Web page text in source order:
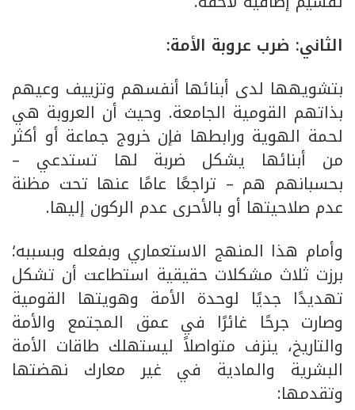
الثاني: ضرب عروبة الأمة:
بتشويهها لدى أبنائها أنفسهم وتزييف وعيهم
بذاتهم القومية الجامعة. وحيث أن العروبة هي
لحمة الهوية ورابطها فإن خروج جماعة أو أكثر
من أبنائها يشكل ضربة لها تستدعي –
بحسبانهم هم – تراجعًا عامًا عنها تحت مظنة
عدم صلاحيتها أو بالأحرى عدم الركون إليها.
وأمام هذا المنهج الاستعماري وبفعله وبسببه؛
برزت ثلاث مشكلات حقيقية استطاعت أن تشكل
تهديدًا جديًا لوحدة الأمة وهويتها القومية
وصارت جرحًا غائرًا في عمق المجتمع والأمة
والتاريخ، ينزف متواصلاً ليستهلك طاقات الأمة
البشرية والمادية في غير معارك نهضتها
وتقدمها: